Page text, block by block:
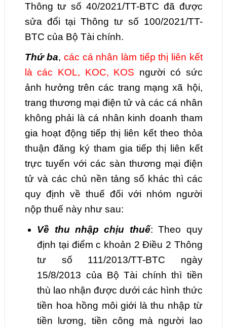
Thông tư số 40/2021/TT-BTC đã được
sửa đổi tại Thông tư số 100/2021/TT-
BTC của Bộ Tài chính.
Thứ ba, các cá nhân làm tiếp thị liên kết
là các KOL, KOC, KOS người có sức
ảnh hưởng trên các trang mạng xã hội,
trang thương mại điện tử và các cá nhân
không phải là cá nhân kinh doanh tham
gia hoạt động tiếp thị liên kết theo thỏa
thuận đăng ký tham gia tiếp thị liên kết
trực tuyến với các sàn thương mại điện
tử và các chủ nền tảng số khác thì các
quy định về thuế đối với nhóm người
nộp thuế này như sau:
Về thu nhập chịu thuế: Theo quy
định tại điểm c khoản 2 Điều 2 Thông
tư số 111/2013/TT-BTC ngày
15/8/2013 của Bộ Tài chính thì tiền
thù lao nhận được dưới các hình thức
tiền hoa hồng môi giới là thu nhập từ
tiền lương, tiền công mà người lao